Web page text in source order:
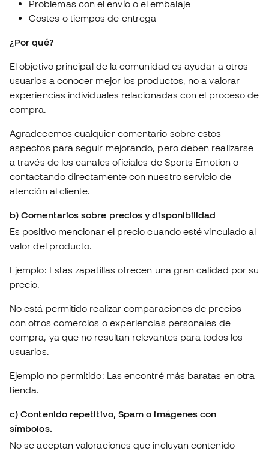
Problemas con el envío o el embalaje
Costes o tiempos de entrega
¿Por qué?
El objetivo principal de la comunidad es ayudar a otros
usuarios a conocer mejor los productos, no a valorar
experiencias individuales relacionadas con el proceso de
compra.
Agradecemos cualquier comentario sobre estos
aspectos para seguir mejorando, pero deben realizarse
a través de los canales oficiales de Sports Emotion o
contactando directamente con nuestro servicio de
atención al cliente.
b) Comentarios sobre precios y disponibilidad
Es positivo mencionar el precio cuando esté vinculado al
valor del producto.
Ejemplo: Estas zapatillas ofrecen una gran calidad por su
precio.
No está permitido realizar comparaciones de precios
con otros comercios o experiencias personales de
compra, ya que no resultan relevantes para todos los
usuarios.
Ejemplo no permitido: Las encontré más baratas en otra
tienda.
c) Contenido repetitivo, Spam o imágenes con
símbolos.
No se aceptan valoraciones que incluyan contenido